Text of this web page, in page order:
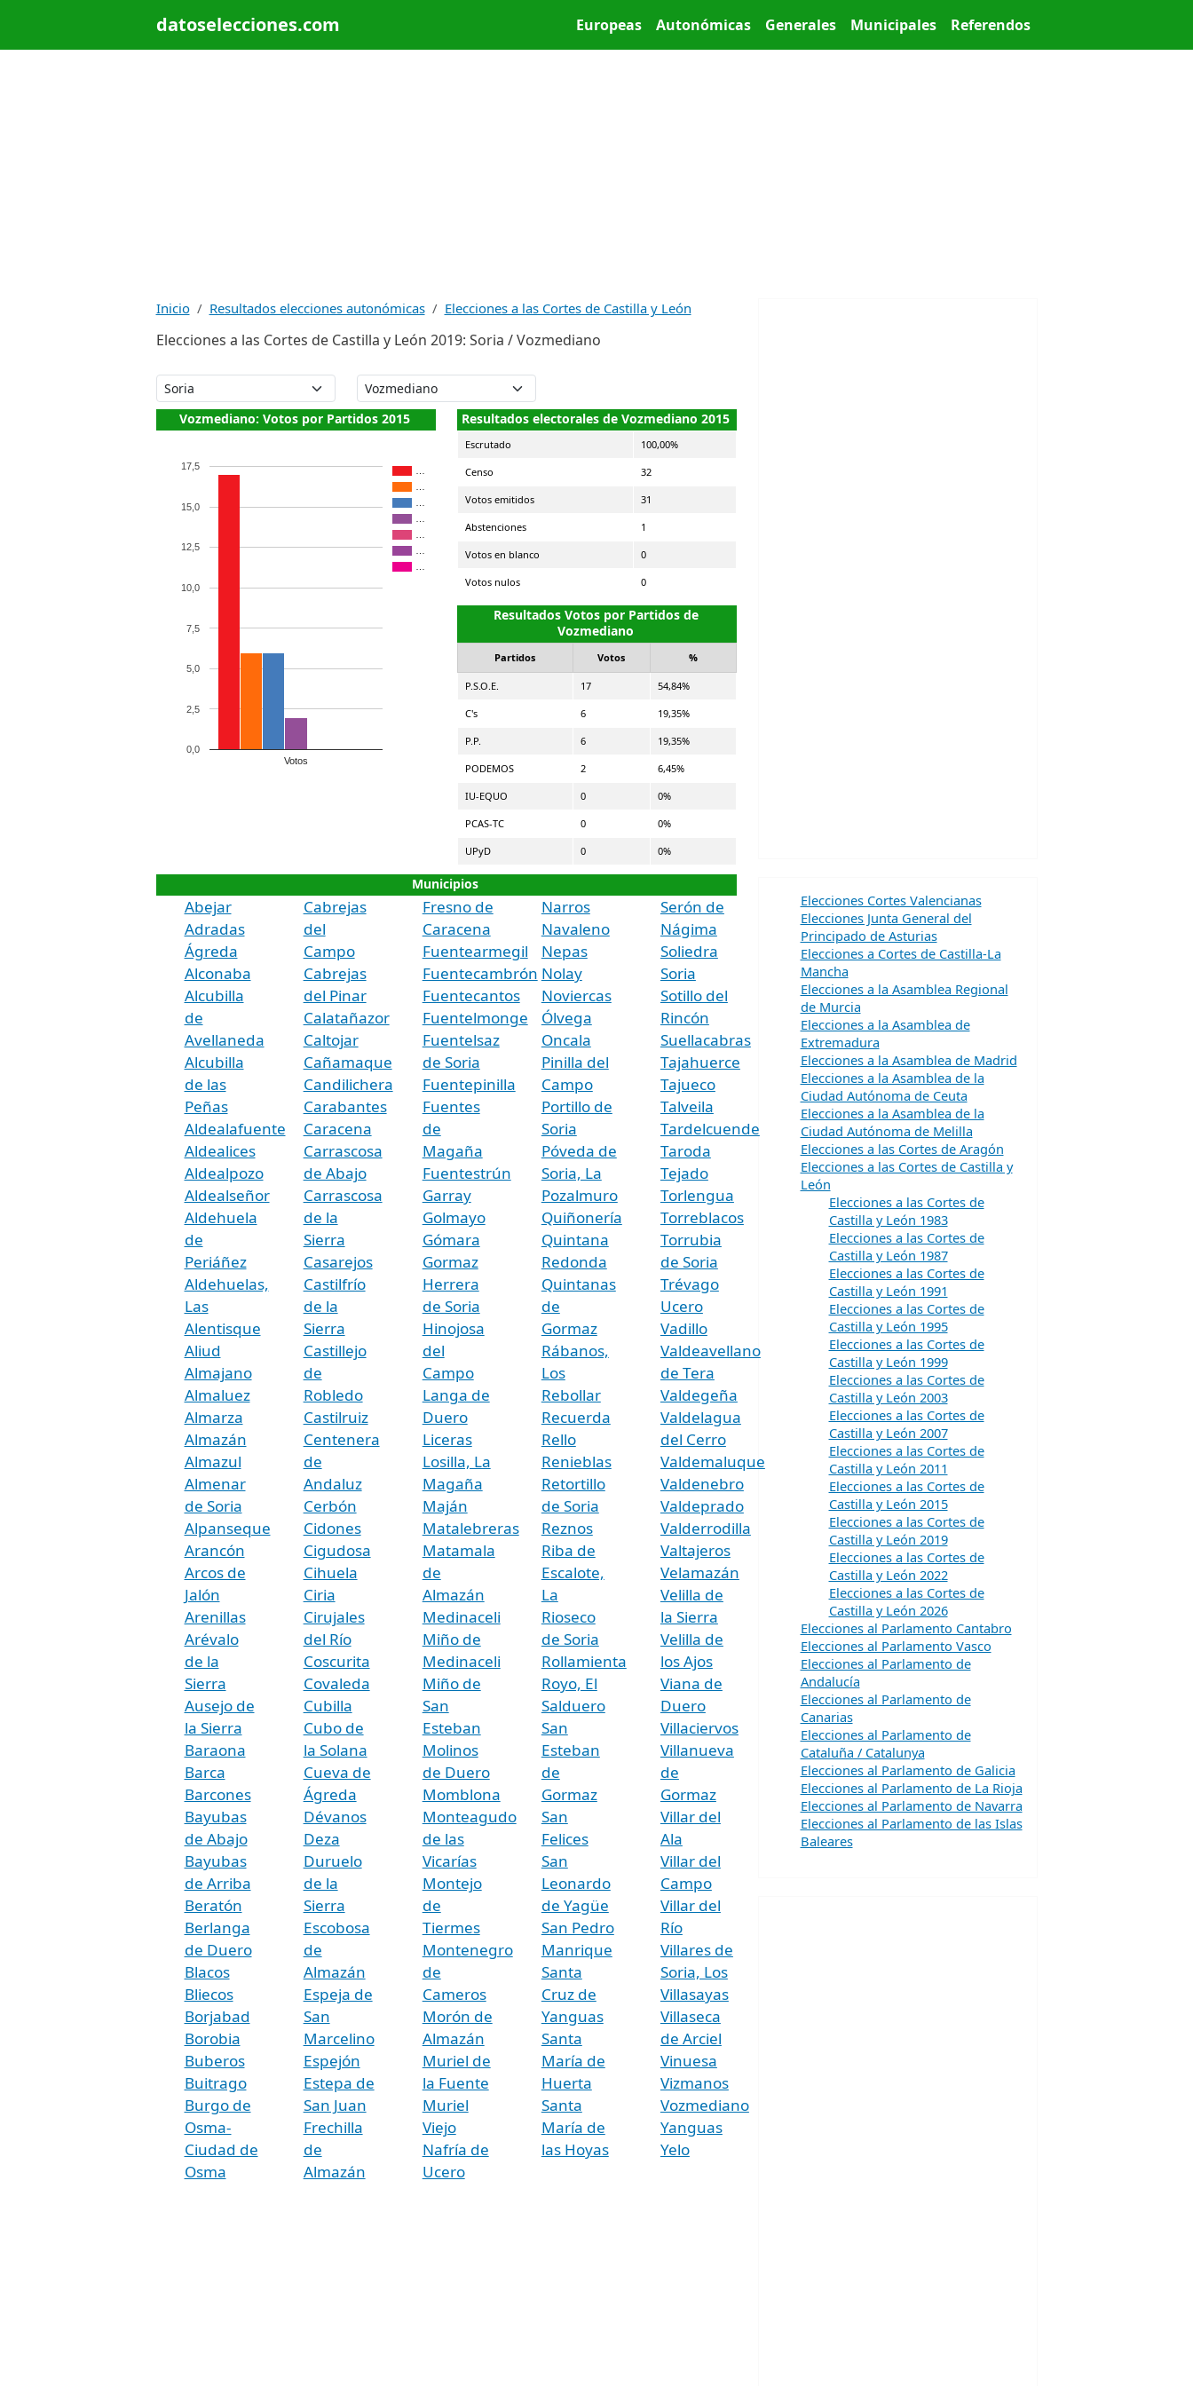
datoselecciones.com Main menu
Europeas Autonómicas Generales Municipales Referendos
Inicio Resultados elecciones autonómicas Elecciones a las Cortes de Castilla y León
Elecciones a las Cortes de Castilla y León 2019: Soria / Vozmediano
Vozmediano: Votos por Partidos 2015
Votos
0,0
2,5
5,0
7,5
10,0
12,5
15,0
17,5
Resultados electorales de Vozmediano 2015
Escrutado 100,00%
Censo 32
Votos emitidos 31
Abstenciones 1
Votos en blanco 0
Votos nulos 0
Resultados Votos por Partidos de
Vozmediano
Partidos Votos %
P.S.O.E. 17 54,84%
C's 6 19,35%
P.P. 6 19,35%
PODEMOS 2 6,45%
IU-EQUO 0 0%
PCAS-TC 0 0%
UPyD 0 0%
Municipios
Abejar
Adradas
Ágreda
Alconaba
Alcubilla
de
Avellaneda
Alcubilla
de las
Peñas
Aldealafuente
Aldealices
Aldealpozo
Aldealseñor
Aldehuela
de
Periáñez
Aldehuelas,
Las
Alentisque
Aliud
Almajano
Almaluez
Almarza
Almazán
Almazul
Almenar
de Soria
Alpanseque
Arancón
Arcos de
Jalón
Arenillas
Arévalo
de la
Sierra
Ausejo de
la Sierra
Baraona
Barca
Barcones
Bayubas
de Abajo
Bayubas
de Arriba
Beratón
Berlanga
de Duero
Blacos
Bliecos
Borjabad
Borobia
Buberos
Buitrago
Burgo de
Osma-
Ciudad de
Osma
Cabrejas
del
Campo
Cabrejas
del Pinar
Calatañazor
Caltojar
Cañamaque
Candilichera
Carabantes
Caracena
Carrascosa
de Abajo
Carrascosa
de la
Sierra
Casarejos
Castilfrío
de la
Sierra
Castillejo
de
Robledo
Castilruiz
Centenera
de
Andaluz
Cerbón
Cidones
Cigudosa
Cihuela
Ciria
Cirujales
del Río
Coscurita
Covaleda
Cubilla
Cubo de
la Solana
Cueva de
Ágreda
Dévanos
Deza
Duruelo
de la
Sierra
Escobosa
de
Almazán
Espeja de
San
Marcelino
Espejón
Estepa de
San Juan
Frechilla
de
Almazán
Fresno de
Caracena
Fuentearmegil
Fuentecambrón
Fuentecantos
Fuentelmonge
Fuentelsaz
de Soria
Fuentepinilla
Fuentes
de
Magaña
Fuentestrún
Garray
Golmayo
Gómara
Gormaz
Herrera
de Soria
Hinojosa
del
Campo
Langa de
Duero
Liceras
Losilla, La
Magaña
Maján
Matalebreras
Matamala
de
Almazán
Medinaceli
Miño de
Medinaceli
Miño de
San
Esteban
Molinos
de Duero
Momblona
Monteagudo
de las
Vicarías
Montejo
de
Tiermes
Montenegro
de
Cameros
Morón de
Almazán
Muriel de
la Fuente
Muriel
Viejo
Nafría de
Ucero
Narros
Navaleno
Nepas
Nolay
Noviercas
Ólvega
Oncala
Pinilla del
Campo
Portillo de
Soria
Póveda de
Soria, La
Pozalmuro
Quiñonería
Quintana
Redonda
Quintanas
de
Gormaz
Rábanos,
Los
Rebollar
Recuerda
Rello
Renieblas
Retortillo
de Soria
Reznos
Riba de
Escalote,
La
Rioseco
de Soria
Rollamienta
Royo, El
Salduero
San
Esteban
de
Gormaz
San
Felices
San
Leonardo
de Yagüe
San Pedro
Manrique
Santa
Cruz de
Yanguas
Santa
María de
Huerta
Santa
María de
las Hoyas
Serón de
Nágima
Soliedra
Soria
Sotillo del
Rincón
Suellacabras
Tajahuerce
Tajueco
Talveila
Tardelcuende
Taroda
Tejado
Torlengua
Torreblacos
Torrubia
de Soria
Trévago
Ucero
Vadillo
Valdeavellano
de Tera
Valdegeña
Valdelagua
del Cerro
Valdemaluque
Valdenebro
Valdeprado
Valderrodilla
Valtajeros
Velamazán
Velilla de
la Sierra
Velilla de
los Ajos
Viana de
Duero
Villaciervos
Villanueva
de
Gormaz
Villar del
Ala
Villar del
Campo
Villar del
Río
Villares de
Soria, Los
Villasayas
Villaseca
de Arciel
Vinuesa
Vizmanos
Vozmediano
Yanguas
Yelo
Elecciones Cortes Valencianas
Elecciones Junta General del
Principado de Asturias
Elecciones a Cortes de Castilla-La
Mancha
Elecciones a la Asamblea Regional
de Murcia
Elecciones a la Asamblea de
Extremadura
Elecciones a la Asamblea de Madrid
Elecciones a la Asamblea de la
Ciudad Autónoma de Ceuta
Elecciones a la Asamblea de la
Ciudad Autónoma de Melilla
Elecciones a las Cortes de Aragón
Elecciones a las Cortes de Castilla y
León
Elecciones a las Cortes de
Castilla y León 1983
Elecciones a las Cortes de
Castilla y León 1987
Elecciones a las Cortes de
Castilla y León 1991
Elecciones a las Cortes de
Castilla y León 1995
Elecciones a las Cortes de
Castilla y León 1999
Elecciones a las Cortes de
Castilla y León 2003
Elecciones a las Cortes de
Castilla y León 2007
Elecciones a las Cortes de
Castilla y León 2011
Elecciones a las Cortes de
Castilla y León 2015
Elecciones a las Cortes de
Castilla y León 2019
Elecciones a las Cortes de
Castilla y León 2022
Elecciones a las Cortes de
Castilla y León 2026
Elecciones al Parlamento Cantabro
Elecciones al Parlamento Vasco
Elecciones al Parlamento de
Andalucía
Elecciones al Parlamento de
Canarias
Elecciones al Parlamento de
Cataluña / Catalunya
Elecciones al Parlamento de Galicia
Elecciones al Parlamento de La Rioja
Elecciones al Parlamento de Navarra
Elecciones al Parlamento de las Islas
Baleares